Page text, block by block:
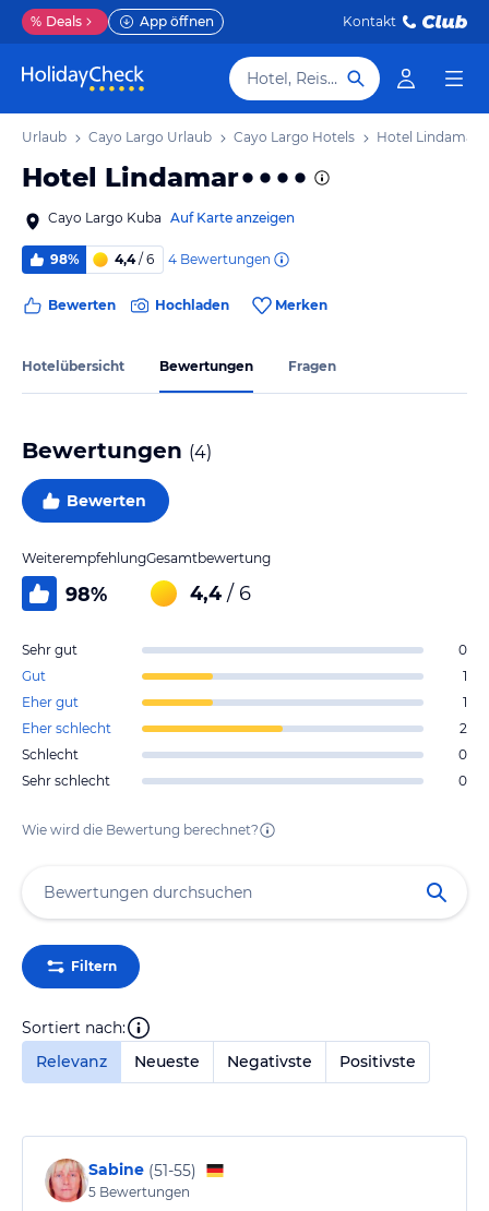
% Deals App öffnen Kontakt
Hotel, Reiseziel
Urlaub Cayo Largo Urlaub Cayo Largo Hotels Hotel Lindamar
Hotel Lindamar
Cayo Largo Kuba Auf Karte anzeigen
98% 4,4/ 6 4 Bewertungen
Bewerten Hochladen Merken
Hotelübersicht Bewertungen Fragen
Bewertungen (4)
Bewerten
Weiterempfehlung
98%
Gesamtbewertung
4,4 / 6
Sehr gut
0
Gut
1
Eher gut
1
Eher schlecht
2
Schlecht
0
Sehr schlecht
0
Wie wird die Bewertung berechnet?
Filtern
Sortiert nach:
Relevanz
Neueste Negativste Positivste
Sabine (51-55)
5 Bewertungen